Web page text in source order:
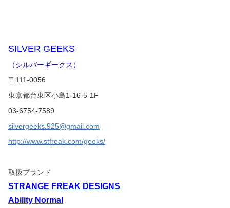
SILVER GEEKS
（シルバーギークス）
〒111-0056
東京都台東区小島1-16-5-1F
03-6754-7589
silvergeeks.925@gmail.com
http://www.stfreak.com/geeks/
取扱ブランド
STRANGE FREAK DESIGNS
Ability Normal